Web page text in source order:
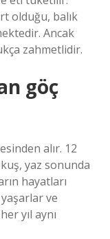
olduğu, balık
Ancak
zahmetlidir.
göç
alır. 12
yaz sonunda
hayatları
ve
yıl aynı